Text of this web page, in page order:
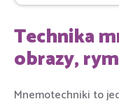
Technika
obrazy,
Mnemotechniki to